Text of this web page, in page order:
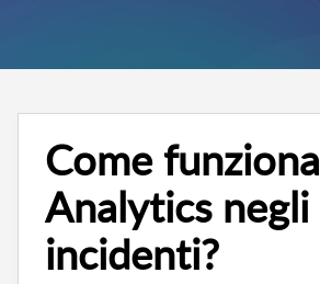
Come funziona
Analytics negli
incidenti?